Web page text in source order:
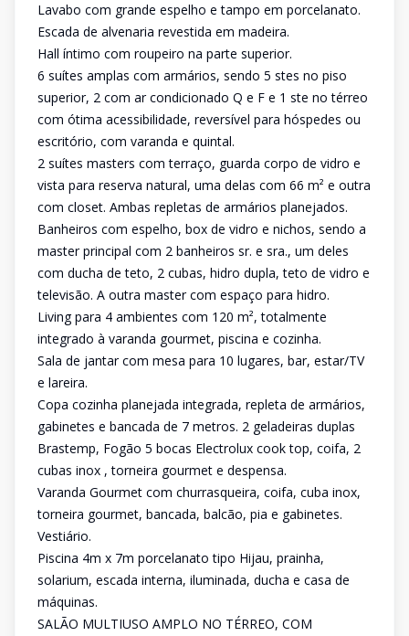
Lavabo com grande espelho e tampo em porcelanato.
Escada de alvenaria revestida em madeira.
Hall íntimo com roupeiro na parte superior.
6 suítes amplas com armários, sendo 5 stes no piso
superior, 2 com ar condicionado Q e F e 1 ste no térreo
com ótima acessibilidade, reversível para hóspedes ou
escritório, com varanda e quintal.
2 suítes masters com terraço, guarda corpo de vidro e
vista para reserva natural, uma delas com 66 m² e outra
com closet. Ambas repletas de armários planejados.
Banheiros com espelho, box de vidro e nichos, sendo a
master principal com 2 banheiros sr. e sra., um deles
com ducha de teto, 2 cubas, hidro dupla, teto de vidro e
televisão. A outra master com espaço para hidro.
Living para 4 ambientes com 120 m², totalmente
integrado à varanda gourmet, piscina e cozinha.
Sala de jantar com mesa para 10 lugares, bar, estar/TV
e lareira.
Copa cozinha planejada integrada, repleta de armários,
gabinetes e bancada de 7 metros. 2 geladeiras duplas
Brastemp, Fogão 5 bocas Electrolux cook top, coifa, 2
cubas inox , torneira gourmet e despensa.
Varanda Gourmet com churrasqueira, coifa, cuba inox,
torneira gourmet, bancada, balcão, pia e gabinetes.
Vestiário.
Piscina 4m x 7m porcelanato tipo Hijau, prainha,
solarium, escada interna, iluminada, ducha e casa de
máquinas.
SALÃO MULTIUSO AMPLO NO TÉRREO, COM